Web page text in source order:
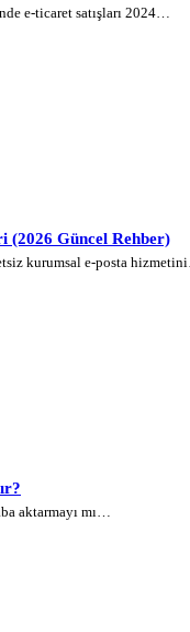
e-ticaret satışları 2024…
Güncel Rehber)
kurumsal e-posta
aktarmayı mı…